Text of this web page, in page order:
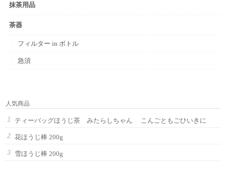
抹茶用品
茶器
フィルター in ボトル
急須
人気商品
ティーバッグほうじ茶 みたらしちゃん こんごともごひいきに
花ほうじ棒 200g
雪ほうじ棒 200g